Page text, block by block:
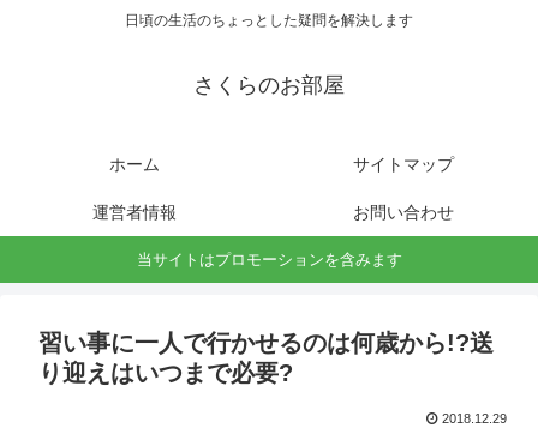
日頃の生活のちょっとした疑問を解決します
さくらのお部屋
ホーム サイトマップ
運営者情報 お問い合わせ
当サイトはプロモーションを含みます
習い事に一人で行かせるのは何歳から!?送
り迎えはいつまで必要?
2018.12.29